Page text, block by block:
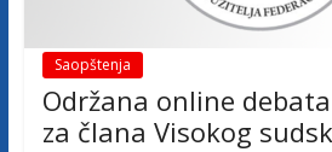
j
e
Saopštenja
Održana online
za člana Visokog